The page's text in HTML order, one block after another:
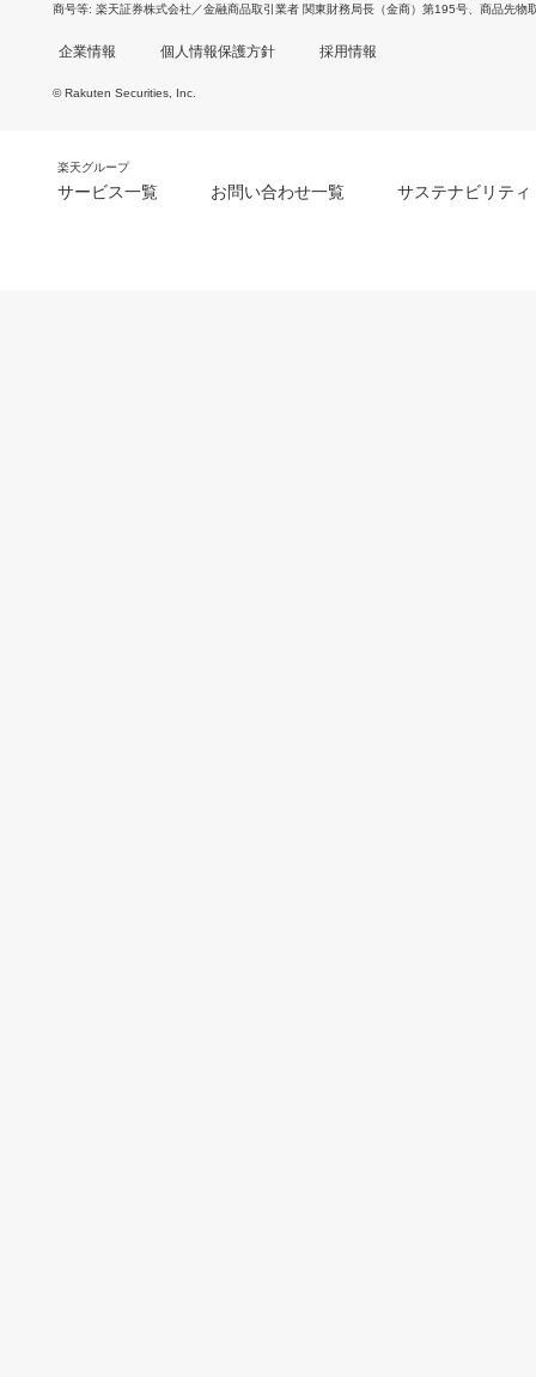
商号等 楽天証券株式会社／金融商品取引業者 関東財務局長（金商）第195号、商品先物
企業情報 個人情報保護方針 採用情報
© Rakuten Securities, Inc.
楽天グループ
サービス一覧 お問い合わせ一覧 サステナビリティ